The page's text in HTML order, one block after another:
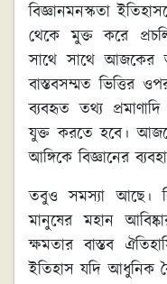
বিজ্ঞানমনস্কতা
থেকে মুক্ত করে
সাথে সাথে আজকের
বাস্তবসম্মত ভিত্তির
ব্যবহৃত তথ্য
যুক্ত করতে হবে।
আঙ্গিকে বিজ্ঞানের
তবুও সমস্যা আছে।
মানুষের মহান
ক্ষমতার বাস্তব
ইতিহাস যদি আধুনিক